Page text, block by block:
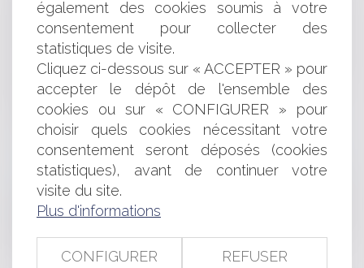
De nouveaux pouvoirs prochainement attribués à la
DGCCRF pour lutter contre la fraude en ligne
Procédure de conciliation : les poursuites des
créanciers peuvent être bloquées
Crise sanitaire et prêt de main d'oeuvre : quelles sont
les conditions ?
Promesse de vente : un formalisme de protection
Conséquence de la nullité d’un contrat d’intégration
Le Tour d’échelle, ou comment pénétrer chez son
voisin pour effectuer des travaux chez soi ?
Délégation de service public : titre exécutoire de
recouvrement de pénalités et procédure de règlement
Compteur Linky : ce que change (ou pas) l'arrêt de la
cour d'appel de Bordeaux
également des cookies soumis à votre
consentement pour collecter des
statistiques de visite.
Cliquez ci-dessous sur « ACCEPTER » pour
accepter le dépôt de l'ensemble des
cookies ou sur « CONFIGURER » pour
choisir quels cookies nécessitant votre
consentement seront déposés (cookies
statistiques), avant de continuer votre
visite du site.
Plus d'informations
CONFIGURER REFUSER